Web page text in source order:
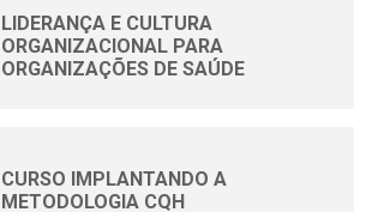
LIDERANÇA E CULTURA
ORGANIZACIONAL PARA
ORGANIZAÇÕES DE SAÚDE
CURSO IMPLANTANDO A
METODOLOGIA CQH